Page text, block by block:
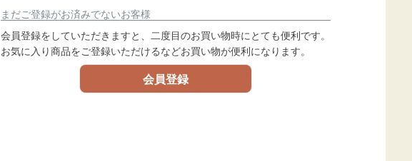
まだご登録がお済みでないお客様
会員登録をしていただきますと、二度目のお買い物時にとても便利です。
お気に入り商品をご登録いただけるなどお買い物が便利になります。
会員登録